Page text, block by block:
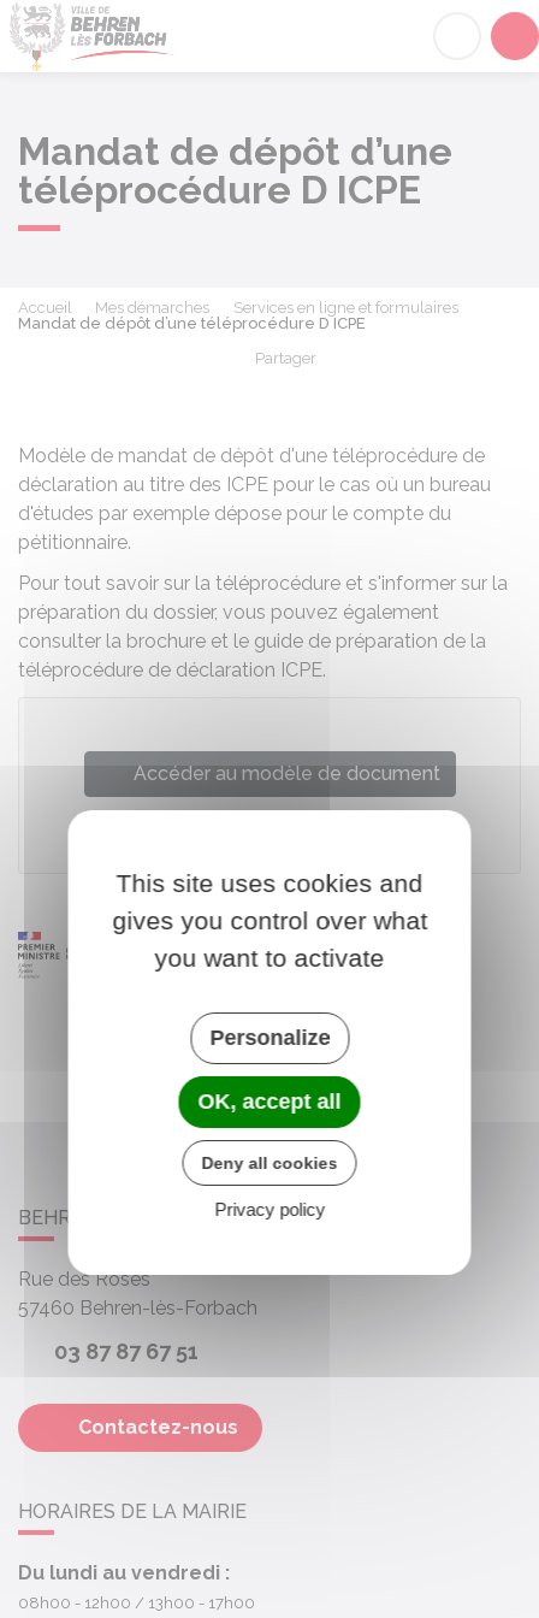
Mandat de dépôt d’une
téléprocédure D ICPE
Accueil Mes démarches
Services en ligne et formulaires
Mandat de dépôt d’une téléprocédure D ICPE
Partager
Modèle de mandat de dépôt d'une téléprocédure de
déclaration au titre des ICPE pour le cas où un bureau
d'études par exemple dépose pour le compte du
pétitionnaire.
Pour tout savoir sur la téléprocédure et s'informer sur la
préparation du dossier, vous pouvez également
consulter la brochure et le guide de préparation de la
téléprocédure de déclaration ICPE.
Accéder au modèle de document
BEHREN-LÈS-FORBACH
Rue des Roses
57460 Behren-lès-Forbach
03 87 87 67 51
Contactez-nous
HORAIRES DE LA MAIRIE
Du lundi au vendredi :
08h00 - 12h00 13h00 - 17h00
This site uses cookies and
gives you control over what
you want to activate
Personalize
OK, accept all
Deny all cookies
Privacy policy